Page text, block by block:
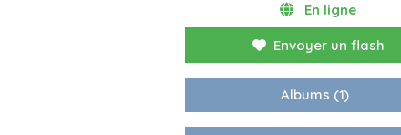
En ligne
Envoyer un flash
Albums (1)